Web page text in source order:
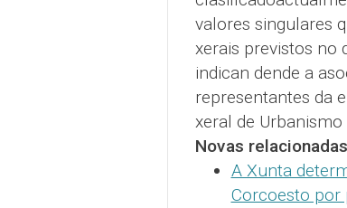
valores singulares
xerais previstos no
indican dende a
representantes da
xeral de
Novas relacionadas
A Xunta
Corcoesto por